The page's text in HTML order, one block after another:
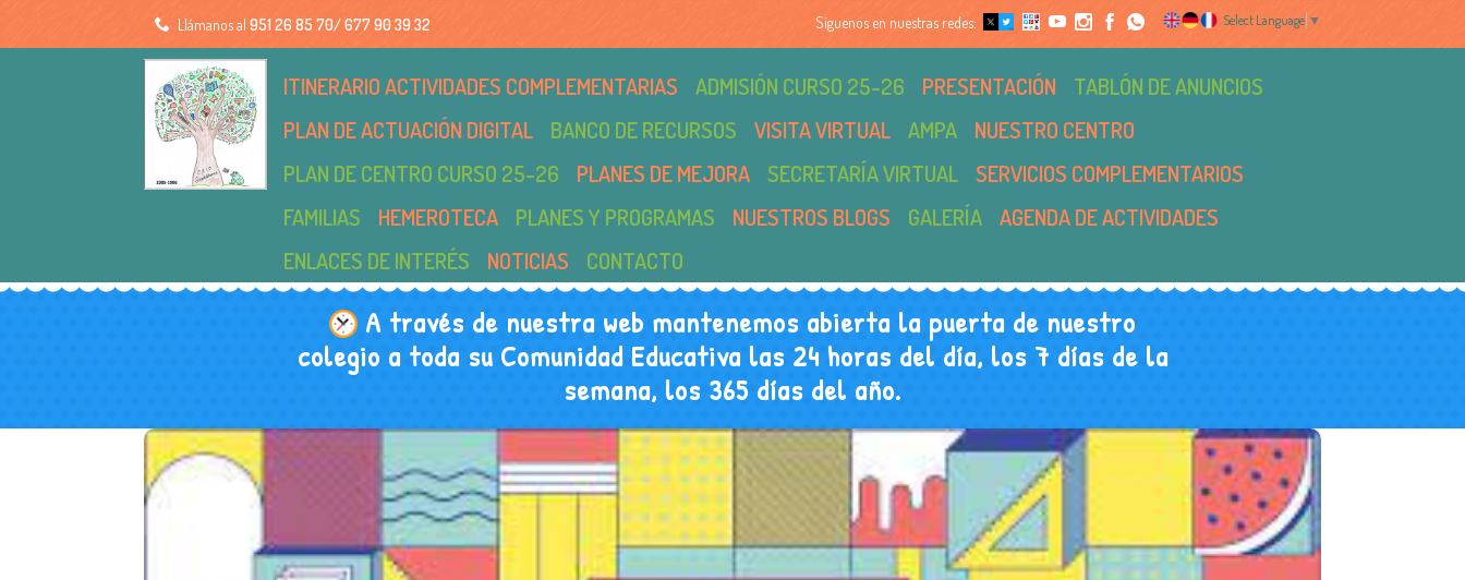
Llámanos al 951 26 85 70/ 677 90 39 32 Síguenos en nuestras redes: Select Language ▼
ITINERARIO ACTIVIDADES COMPLEMENTARIAS ADMISIÓN CURSO 25-26 PRESENTACIÓN
TABLÓN DE ANUNCIOS
PLAN DE ACTUACIÓN DIGITAL
BANCO DE RECURSOS VISITA VIRTUAL AMPA
NUESTRO CENTRO
PLAN DE CENTRO CURSO 25-26
PLANES DE MEJORA SECRETARÍA VIRTUAL
SERVICIOS COMPLEMENTARIOS
FAMILIAS
HEMEROTECA PLANES Y PROGRAMAS NUESTROS BLOGS GALERÍA
AGENDA DE ACTIVIDADES
ENLACES DE INTERÉS
NOTICIAS CONTACTO
A través de nuestra web mantenemos abierta la puerta de nuestro
colegio a toda su Comunidad Educativa las 24 horas del día, los 7 días de la
semana, los 365 días del año.